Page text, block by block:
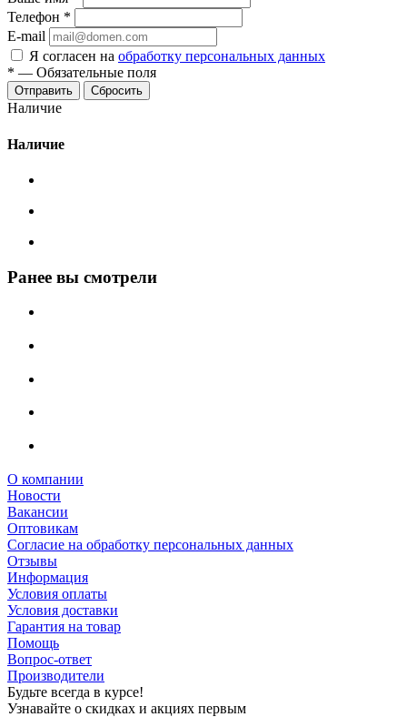
Телефон *
E-mail
Я согласен на обработку персональных данных
* — Обязательные поля
Сбросить
Наличие
Наличие
Ранее вы смотрели
О компании
Новости
Вакансии
Оптовикам
Cогласие на обработку персональных данных
Отзывы
Информация
Условия оплаты
Условия доставки
Гарантия на товар
Помощь
Вопрос-ответ
Производители
Будьте всегда в курсе!
Узнавайте о скидках и акциях первым